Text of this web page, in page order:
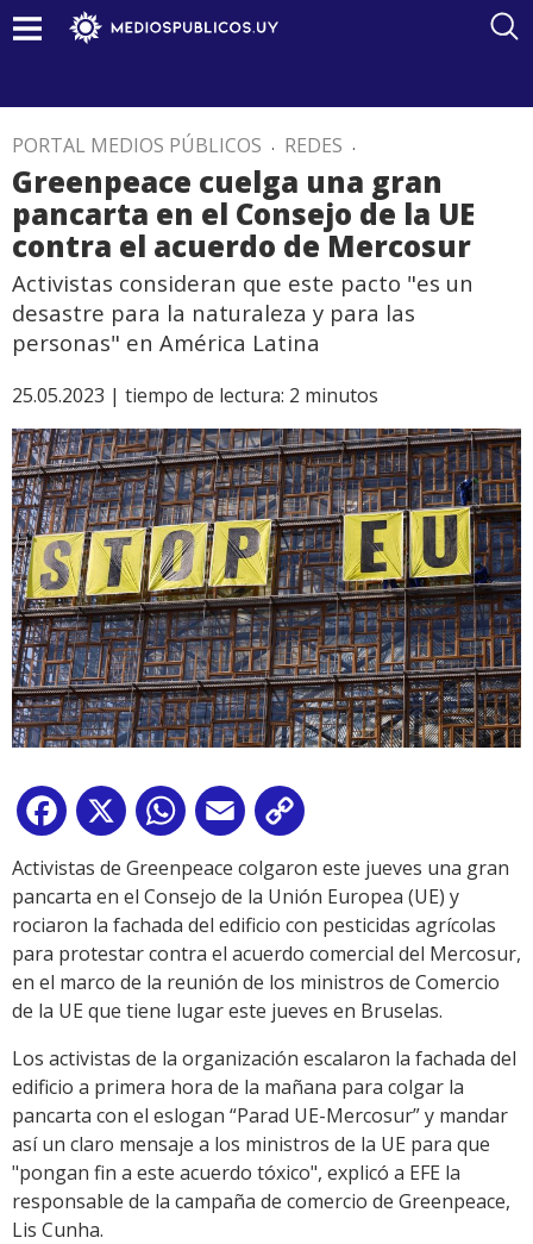
PORTAL MEDIOS PÚBLICOS . REDES .
Greenpeace cuelga una gran
pancarta en el Consejo de la UE
contra el acuerdo de Mercosur
Activistas consideran que este pacto "es un
desastre para la naturaleza y para las
personas" en América Latina
25.05.2023 | tiempo de lectura: 2 minutos
Facebook
X WhatsApp
Email
Link
Activistas de Greenpeace colgaron este jueves una gran
pancarta en el Consejo de la Unión Europea (UE) y
rociaron la fachada del edificio con pesticidas agrícolas
para protestar contra el acuerdo comercial del Mercosur,
en el marco de la reunión de los ministros de Comercio
de la UE que tiene lugar este jueves en Bruselas.
Los activistas de la organización escalaron la fachada del
edificio a primera hora de la mañana para colgar la
pancarta con el eslogan “Parad UE-Mercosur” y mandar
así un claro mensaje a los ministros de la UE para que
"pongan fin a este acuerdo tóxico", explicó a EFE la
responsable de la campaña de comercio de Greenpeace,
Lis Cunha.